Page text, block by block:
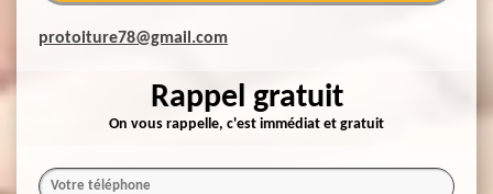
protoiture78@gmail.com
Rappel gratuit
On vous rappelle, c'est immédiat et gratuit